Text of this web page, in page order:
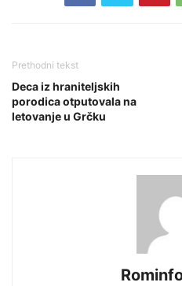
Prethodni tekst
Deca iz hraniteljskih
porodica otputovala na
letovanje u Grčku